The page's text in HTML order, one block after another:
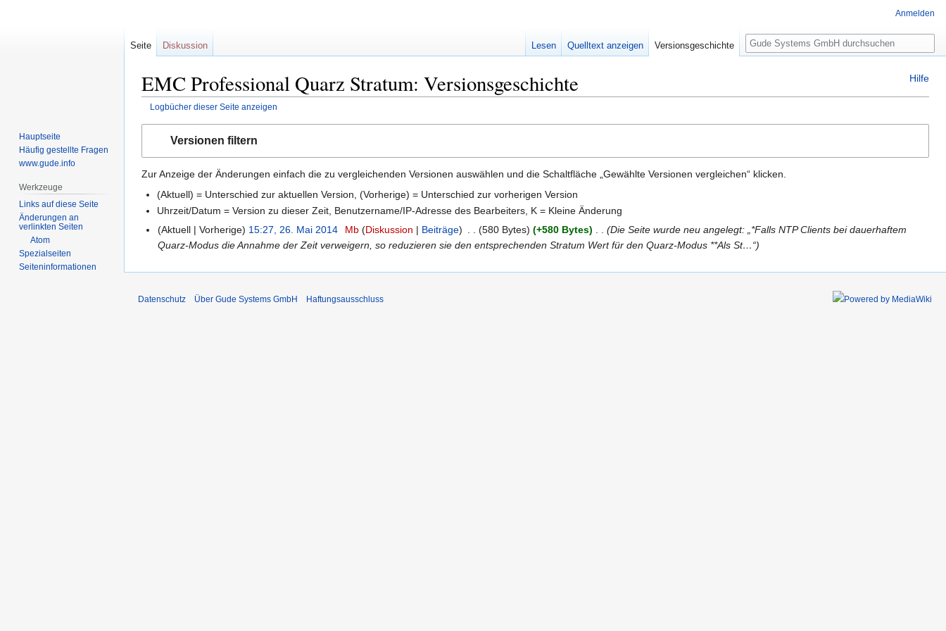
Hilfe
EMC Professional Quarz Stratum: Versionsgeschichte
Logbücher dieser Seite anzeigen
NavigationVersionen filtern
Zur Anzeige der Änderungen einfach die zu vergleichenden Versionen auswählen und die Schaltfläche „Gewählte Versionen vergleichen“ klicken.
(Aktuell) = Unterschied zur aktuellen Version, (Vorherige) = Unterschied zur vorherigen Version
Uhrzeit/Datum = Version zu dieser Zeit, Benutzername/IP-Adresse des Bearbeiters, K = Kleine Änderung
Aktuell
Vorherige 15:27, 26. Mai 2014 Mb Diskussion Beiträge 580 Bytes +580 Bytes
Die Seite wurde neu angelegt: „*Falls NTP Clients bei dauerhaftem
Quarz-Modus die Annahme der Zeit verweigern, so reduzieren sie den entsprechenden Stratum Wert für den Quarz-Modus **Als St…“
Anmelden
Seite Diskussion Lesen Quelltext anzeigen Versionsgeschichte
Suche
Hauptseite
Häufig gestellte Fragen
www.gude.info
Werkzeuge
Links auf diese Seite
Änderungen an
verlinkten Seiten
Atom
Spezialseiten
Seiten­informationen
Datenschutz Über Gude Systems GmbH Haftungsausschluss